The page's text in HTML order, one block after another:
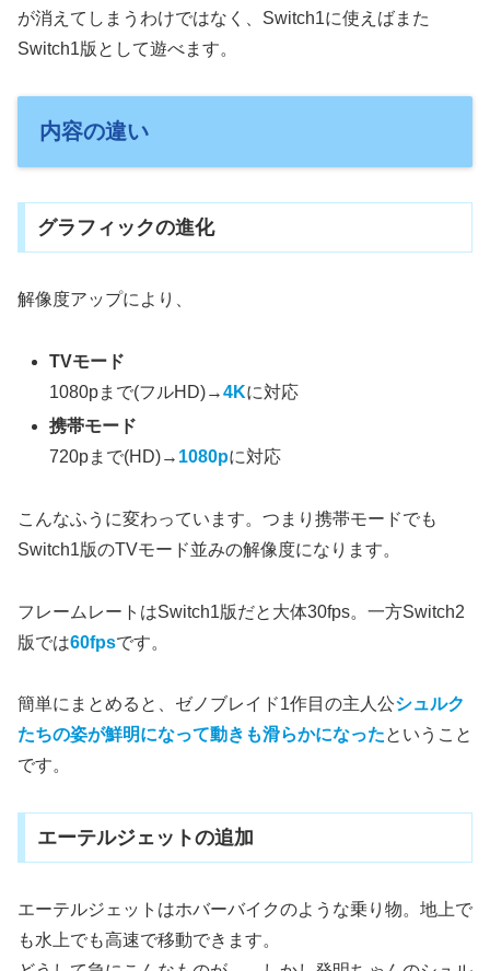
が消えてしまうわけではなく、Switch1に使えばまた
Switch1版として遊べます。
内容の違い
グラフィックの進化
解像度アップにより、
TVモード
1080pまで(フルHD)→4Kに対応
携帯モード
720pまで(HD)→ 1080pに対応
こんなふうに変わっています。つまり携帯モードでも
Switch1版のTVモード並みの解像度になります。
フレームレートはSwitch1版だと大体30fps。一方Switch2
版では60fpsです。
簡単にまとめると、ゼノブレイド1作目の主人公シュルク
たちの姿が鮮明になって動きも滑らかになったということ
です。
エーテルジェットの追加
エーテルジェットはホバーバイクのような乗り物。地上で
も水上でも高速で移動できます。